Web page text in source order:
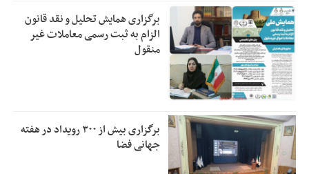
برگزاری همایش تحلیل و نقد قانون
الزام به ثبت رسمی معاملات غیر
منقول
برگزاری بیش از ۳۰۰ رویداد در هفته
جهانی فضا